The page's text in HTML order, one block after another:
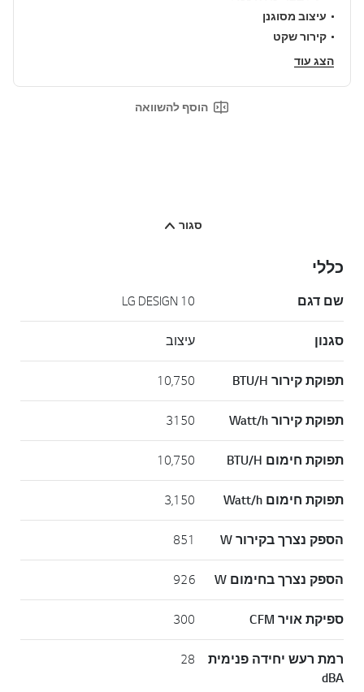
עיצוב מסוגנן
קירור שקט
הצג עוד
הוסף להשוואה
סגור
כללי
שם דגם LG DESIGN 10
סגנון עיצוב
תפוקת קירור BTU/H 10,750
תפוקת קירור Watt/h 3150
תפוקת חימום BTU/H 10,750
תפוקת חימום Watt/h 3,150
הספק נצרך בקירור W 851
הספק נצרך בחימום W 926
ספיקת אויר CFM 300
רמת רעש יחידה פנימית
dBA
28